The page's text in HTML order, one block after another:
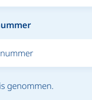
ge­nommen.